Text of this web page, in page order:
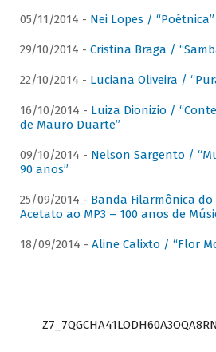
05/11/2014 - Nei Lopes / “Poétnica”
29/10/2014 - Cristina Braga /
22/10/2014 - Luciana Oliveira /
16/10/2014 - Luiza Dionizio /
de Mauro Duarte”
09/10/2014 - Nelson Sargento /
90 anos”
25/09/2014 - Banda Filarmônica do
Acetato ao MP3 – 100 anos de
18/09/2014 - Aline Calixto / “Flor